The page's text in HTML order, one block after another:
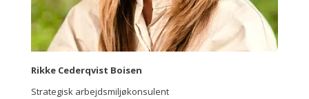
Rikke Cederqvist Boisen
Strategisk arbejdsmiljøkonsulent